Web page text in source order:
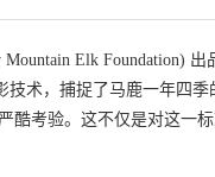
Elk Foundation)
术，捕捉了马鹿一年四
酷考验。这不仅是对这一